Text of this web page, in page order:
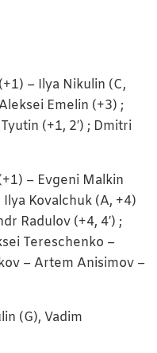
– Ilya Nikulin (C,
Emelin (+3) ;
(+1, 2′) ; Dmitri
– Evgeni Malkin
Ilya Kovalchuk (A, +4)
Radulov (+4, 4′) ;
Tereschenko –
– Artem Anisimov –
(G), Vadim